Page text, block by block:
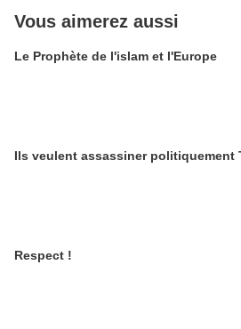
Vous aimerez aussi
Le Prophète de l'islam et l'Europe
Ils veulent assassiner politiquement
Respect !